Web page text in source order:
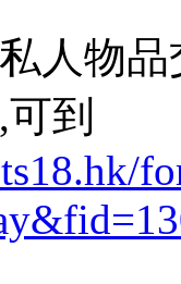
人物
到